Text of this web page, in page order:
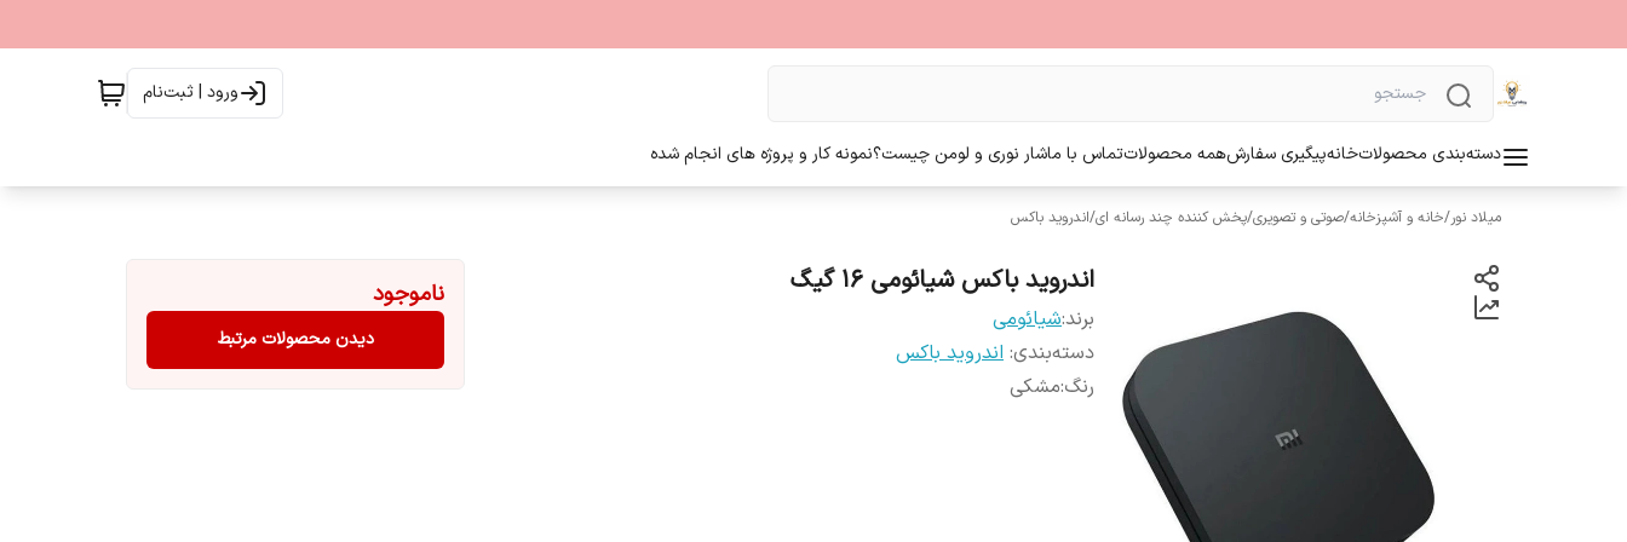
ورود | ثبت‌نام
دسته‌بندی محصولاتخانهپیگیری سفارشهمه محصولاتتماس با ماشار نوری و لومن چیست؟نمونه کار و پروژه های انجام شده
میلاد نور/خانه و آشپزخانه/صوتی و تصویری/پخش کننده چند رسانه ای/اندروید باکس
اندروید باکس شیائومی ۱۶ گیگ
برند:شیائومی
دسته‌بندی: اندروید باکس
رنگ:مشکی
ناموجود
دیدن محصولات مرتبط